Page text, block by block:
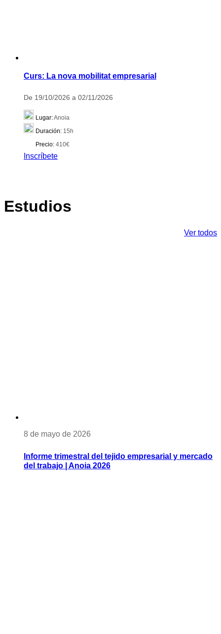
Curs: La nova mobilitat empresarial
De 19/10/2026 a 02/11/2026
Lugar:Anoia
Duración: 15h
Precio: 410€
Inscríbete
Estudios
Ver todos
8 de mayo de 2026
Informe trimestral del tejido empresarial y mercado
del trabajo | Anoia 2026